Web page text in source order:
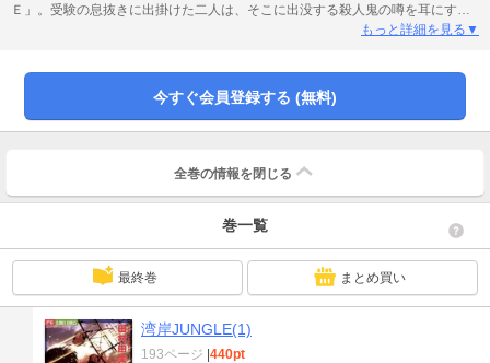
Ｅ」。受験の息抜きに出掛けた二人は、そこに出没する殺人鬼の噂を耳にす
る。だがそこで記憶は途切れ、気がつけば無人の島に取り残されていて!?
もっと詳細を見る▼
今すぐ会員登録する (無料)
全巻の情報を 閉じる
巻一覧
最終巻 まとめ買い
湾岸JUNGLE(1)
193ページ |440pt